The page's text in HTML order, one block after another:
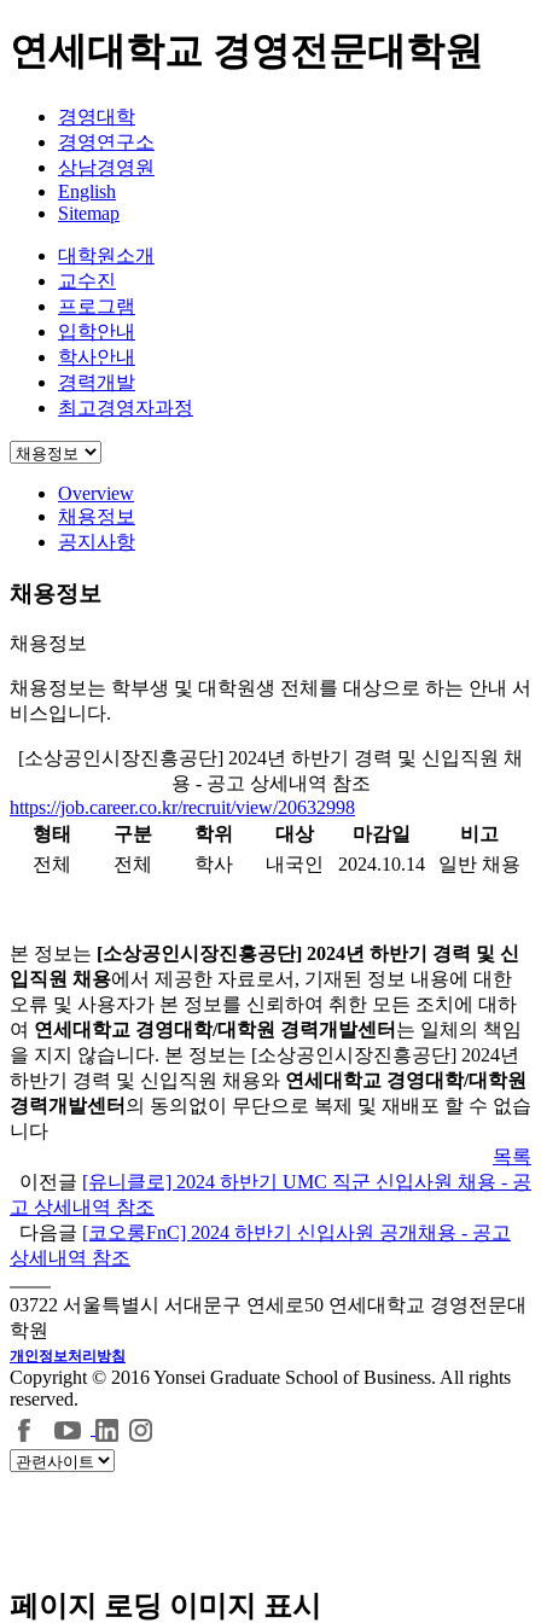
연세대학교 경영전문대학원
경영대학
경영연구소
상남경영원
English
Sitemap
대학원소개
교수진
프로그램
입학안내
학사안내
경력개발
최고경영자과정
Overview
채용정보
공지사항
채용정보
채용정보
채용정보는 학부생 및 대학원생 전체를 대상으로 하는 안내 서
비스입니다.
[소상공인시장진흥공단] 2024년 하반기 경력 및 신입직원 채
용 - 공고 상세내역 참조
https://job.career.co.kr/recruit/view/20632998
형태
구분 학위 대상 마감일
비고
전체
전체 학사 내국인 2024.10.14 일반 채용
본 정보는 [소상공인시장진흥공단] 2024년 하반기 경력 및 신
입직원 채용에서 제공한 자료로서, 기재된 정보 내용에 대한
오류 및 사용자가 본 정보를 신뢰하여 취한 모든 조치에 대하
여 연세대학교 경영대학/대학원 경력개발센터 는 일체의 책임
을 지지 않습니다. 본 정보는 [소상공인시장진흥공단] 2024년
하반기 경력 및 신입직원 채용와 연세대학교 경영대학/대학원
경력개발센터 의 동의없이 무단으로 복제 및 재배포 할 수 없습
니다
목록
이전글 [유니클로] 2024 하반기 UMC 직군 신입사원 채용 - 공
고 상세내역 참조
다음글 [코오롱FnC] 2024 하반기 신입사원 공개채용 - 공고
상세내역 참조
03722 서울특별시 서대문구 연세로50 연세대학교 경영전문대
학원
개인정보처리방침
Copyright © 2016 Yonsei Graduate School of Business. All rights
reserved.
페이지 로딩 이미지 표시